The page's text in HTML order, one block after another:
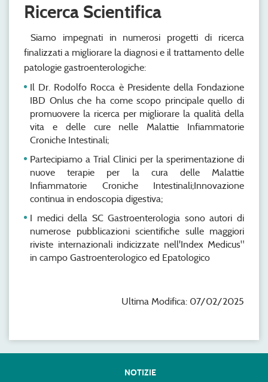
Ricerca Scientifica
Siamo impegnati in numerosi progetti di ricerca
finalizzati a migliorare la diagnosi e il trattamento delle
patologie gastroenterologiche:
Il Dr. Rodolfo Rocca è Presidente della Fondazione
IBD Onlus che ha come scopo principale quello di
promuovere la ricerca per migliorare la qualità della
vita e delle cure nelle Malattie Infiammatorie
Croniche Intestinali;
Partecipiamo a Trial Clinici per la sperimentazione di
nuove terapie per la cura delle Malattie
Infiammatorie Croniche Intestinali;Innovazione
continua in endoscopia digestiva;
I medici della SC Gastroenterologia sono autori di
numerose pubblicazioni scientifiche sulle maggiori
riviste internazionali indicizzate nell'Index Medicus"
in campo Gastroenterologico ed Epatologico
Ultima Modifica: 07/02/2025
NOTIZIE